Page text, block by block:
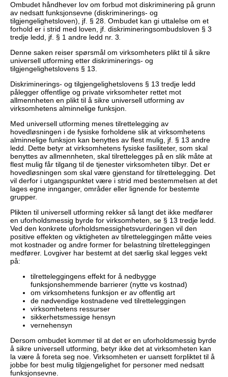
Ombudet håndhever lov om forbud mot diskriminering på grunn
av nedsatt funksjonsevne (diskriminerings- og
tilgjengelighetsloven), jf. § 28. Ombudet kan gi uttalelse om et
forhold er i strid med loven, jf. diskrimineringsombudsloven § 3
tredje ledd, jf. § 1 andre ledd nr. 3
Denne saken reiser spørsmål om virksomheters plikt til å sikre
universell utforming etter diskriminerings- og
tilgjengelighetslovens § 13.
Diskriminerings- og tilgjengelighetslovens § 13 tredje ledd
pålegger offentlige og private virksomheter rettet mot
allmennheten en plikt til å sikre universell utforming av
virksomhetens alminnelige funksjon.
Med universell utforming menes tilrettelegging av
hovedløsningen i de fysiske forholdene slik at virksomhetens
alminnelige funksjon kan benyttes av flest mulig, jf. § 13 andre
ledd. Dette betyr at virksomhetens fysiske fasiliteter, som skal
benyttes av allmennheten, skal tilrettelegges på en slik måte at
flest mulig får tilgang til de tjenester virksomheten tilbyr. Det er
hovedløsningen som skal være gjenstand for tilrettelegging. Det
vil derfor i utgangspunktet være i strid med bestemmelsen at det
lages egne innganger, områder eller lignende for bestemte
grupper.
Plikten til universell utforming rekker så langt det ikke medfører
en uforholdsmessig byrde for virksomheten, se § 13 tredje ledd.
Ved den konkrete uforholdsmessighetsvurderingen vil den
positive effekten og viktigheten av tilretteleggingen måtte veies
mot kostnader og andre former for belastning tilretteleggingen
medfører. Lovgiver har bestemt at det særlig skal legges vekt
på:
tilretteleggingens effekt for å nedbygge
funksjonshemmende barrierer (nytte vs kostnad)
om virksomhetens funksjon er av offentlig art
de nødvendige kostnadene ved tilretteleggingen
virksomhetens ressurser
sikkerhetsmessige hensyn
vernehensyn
Dersom ombudet kommer til at det er en uforholdsmessig byrde
å sikre universell utforming, betyr ikke det at virksomheten kan
la være å foreta seg noe. Virksomheten er uansett forpliktet til å
jobbe for best mulig tilgjengelighet for personer med nedsatt
funksjonsevne.